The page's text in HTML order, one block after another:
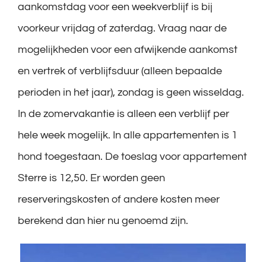
aankomstdag voor een weekverblijf is bij
voorkeur vrijdag of zaterdag. Vraag naar de
mogelijkheden voor een afwijkende aankomst
en vertrek of verblijfsduur (alleen bepaalde
perioden in het jaar), zondag is geen wisseldag.
In de zomervakantie is alleen een verblijf per
hele week mogelijk. In alle appartementen is 1
hond toegestaan. De toeslag voor appartement
Sterre is 12,50. Er worden geen
reserveringskosten of andere kosten meer
berekend dan hier nu genoemd zijn.